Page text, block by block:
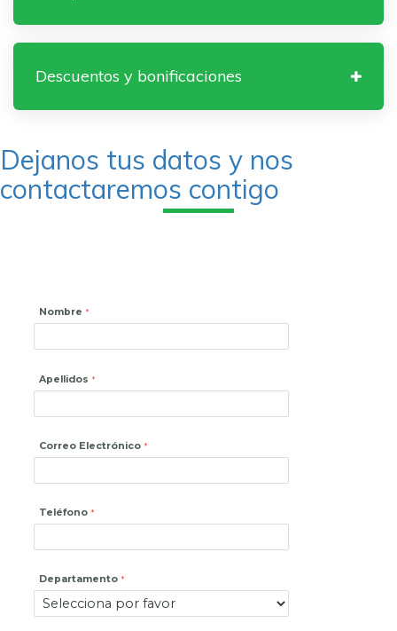
Descuentos y bonificaciones
Dejanos tus datos y nos
contactaremos contigo
Nombre
Apellidos
Correo Electrónico
Teléfono
Departamento